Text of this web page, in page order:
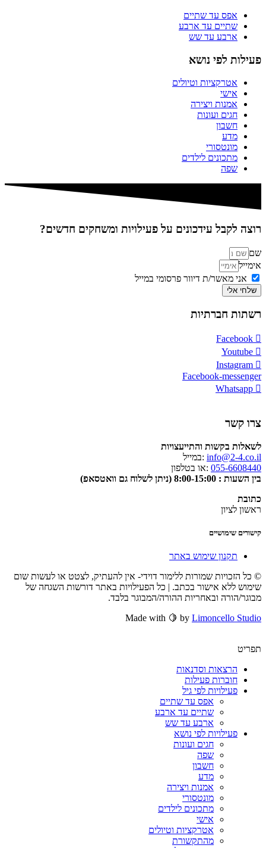
אפס עד שתיים
שתיים עד ארבע
ארבע עד שש
פעילות לפי נושא
אטרקציות וטיולים
אישי
אמנות ויצירה
חגים ועונות
חשבון
מדע
מונטסורי
מתכונים לילדים
שפה
רוצה לקבל עידכונים על פעילויות ומשחקים חדשים?
שם
אימייל
אני מאשר/ת דיוור פרסומי במייל
שלחי אלי
רשתות חברתיות
Facebook
Youtube
Instagram
Facebook-messenger
Whatsapp
צרו קשר
לשאלות בקשות והתייעצויות
info@2-4.co.il :במייל
055-6608440 :או בטלפון
בין השעות : 8:00-15:00 (ניתן לשלוח גם וואטסאפ)
כתובת
ראשון לציון
קישורים שימושיים
תקנון שימוש באתר
© כל הזכויות שמורות ללימור דוידי- אין להעתיק, לצטט או לעשות שום
שימוש ללא אישור בכתב. | כל הפעילויות באתר דורשות השגחה של
מבוגר/הורה ובאחריות ההורה/המבוגר בלבד.
Made with 🍋 by Limoncello Studio
תפריט
הרצאות וסדנאות
חוברות פעילות
פעילויות לפי גיל
אפס עד שתיים
שתיים עד ארבע
ארבע עד שש
פעילויות לפי נושא
חגים ועונות
שפה
חשבון
מדע
אמנות ויצירה
מונטסורי
מתכונים לילדים
אישי
אטרקציות וטיולים
מהתקשורת